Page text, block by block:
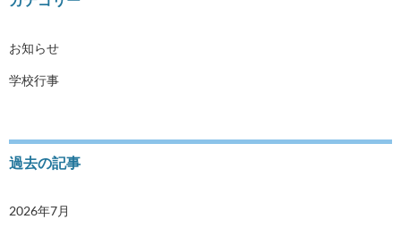
お知らせ
学校行事
過去の記事
2026年7月